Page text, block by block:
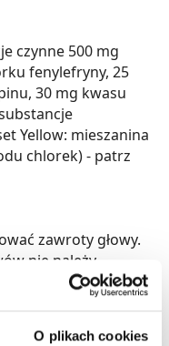
O plikach cookies
czynne 500 mg
fenylefryny, 25
30 mg kwasu
Yellow: mieszanina
chlorek) - patrz
zawroty głowy.
nie należy
jednocześnie